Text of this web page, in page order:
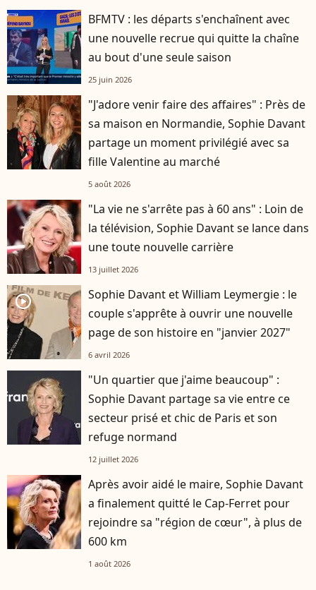
BFMTV : les départs s'enchaînent avec
une nouvelle recrue qui quitte la chaîne
au bout d'une seule saison
25 juin 2026
"J'adore venir faire des affaires" : Près de
sa maison en Normandie, Sophie Davant
partage un moment privilégié avec sa
fille Valentine au marché
5 août 2026
"La vie ne s'arrête pas à 60 ans" : Loin de
la télévision, Sophie Davant se lance dans
une toute nouvelle carrière
13 juillet 2026
player2
Sophie Davant et William Leymergie : le
couple s'apprête à ouvrir une nouvelle
page de son histoire en "janvier 2027"
6 avril 2026
"Un quartier que j'aime beaucoup" :
Sophie Davant partage sa vie entre ce
secteur prisé et chic de Paris et son
refuge normand
12 juillet 2026
Après avoir aidé le maire, Sophie Davant
a finalement quitté le Cap-Ferret pour
rejoindre sa "région de cœur", à plus de
600 km
1 août 2026